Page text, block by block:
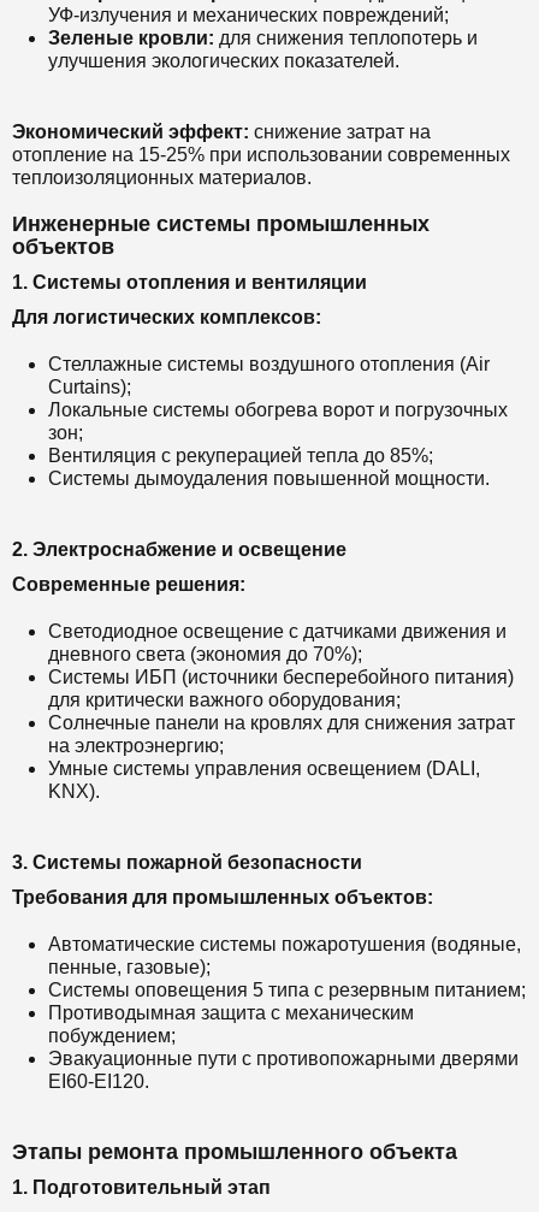
УФ-излучения и механических повреждений;
Зеленые кровли: для снижения теплопотерь и
улучшения экологических показателей.
Экономический эффект: снижение затрат на
отопление на 15-25% при использовании современных
теплоизоляционных материалов.
Инженерные системы промышленных
объектов
1. Системы отопления и вентиляции
Для логистических комплексов:
Стеллажные системы воздушного отопления (Air
Curtains);
Локальные системы обогрева ворот и погрузочных
зон;
Вентиляция с рекуперацией тепла до 85%;
Системы дымоудаления повышенной мощности.
2. Электроснабжение и освещение
Современные решения:
Светодиодное освещение с датчиками движения и
дневного света (экономия до 70%);
Системы ИБП (источники бесперебойного питания)
для критически важного оборудования;
Солнечные панели на кровлях для снижения затрат
на электроэнергию;
Умные системы управления освещением (DALI,
KNX).
3. Системы пожарной безопасности
Требования для промышленных объектов:
Автоматические системы пожаротушения (водяные,
пенные, газовые);
Системы оповещения 5 типа с резервным питанием;
Противодымная защита с механическим
побуждением;
Эвакуационные пути с противопожарными дверями
EI60-EI120.
Этапы ремонта промышленного объекта
1. Подготовительный этап